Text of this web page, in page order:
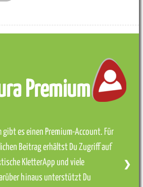
Premium
gibt es einen Premium-Account. Für
Beitrag erhältst Du Zugriff auf
KletterApp und viele
hinaus unterstützt Du
❯